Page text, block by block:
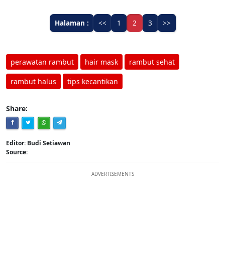
Halaman : << 1 2 3 >>
perawatan rambut hair mask rambut sehat
rambut halus tips kecantikan
Share:
Editor: Budi Setiawan
Source:
ADVERTISEMENTS